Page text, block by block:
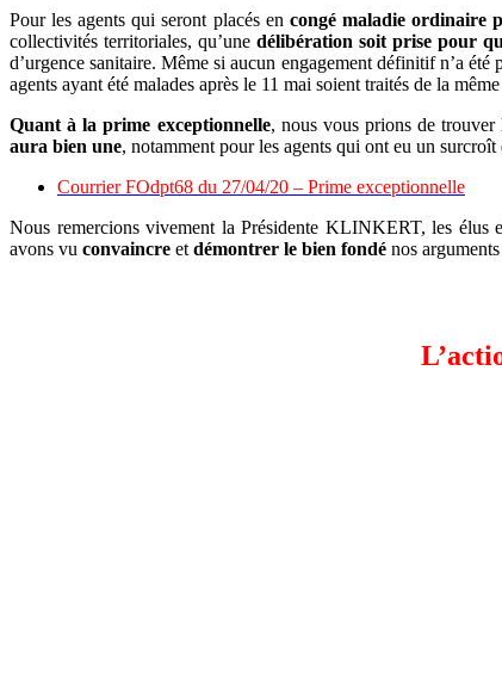
Pour les agents qui seront placés en congé maladie ordinaire
collectivités territoriales, qu’une délibération soit prise pour
d’urgence sanitaire. Même si aucun engagement définitif n’a
agents ayant été malades après le 11 mai soient traités de la
Quant à la prime exceptionnelle, nous vous prions de trouver
aura bien une, notamment pour les agents qui ont eu un
Courrier FOdpt68 du 27/04/20 – Prime exceptionnelle
Nous remercions vivement la Présidente KLINKERT, les élus
avons vu convaincre et démontrer le bien fondé nos